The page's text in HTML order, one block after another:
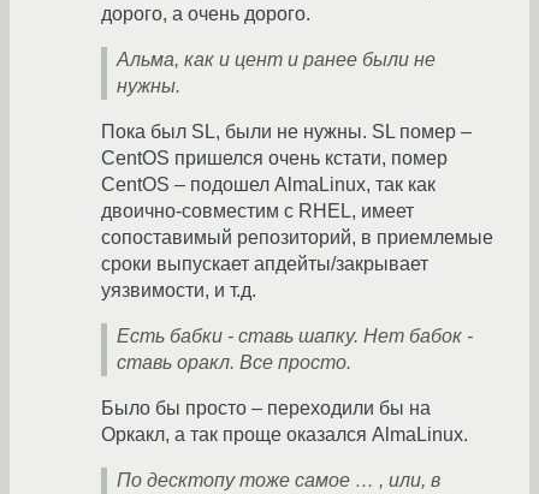
дорого, а очень дорого.
Альма, как и цент и ранее были не
нужны.
Пока был SL, были не нужны. SL помер –
CentOS пришелся очень кстати, помер
CentOS – подошел AlmaLinux, так как
двоично-совместим с RHEL, имеет
сопоставимый репозиторий, в приемлемые
сроки выпускает апдейты/закрывает
уязвимости, и т.д.
Есть бабки - ставь шапку. Нет бабок -
ставь оракл. Все просто.
Было бы просто – переходили бы на
Оркакл, а так проще оказался AlmaLinux.
По десктопу тоже самое … , или, в